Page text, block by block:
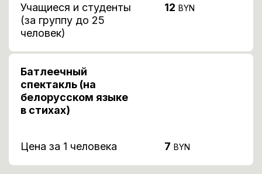
Учащиеся и студенты
(за группу до 25
человек)
12 BYN
Батлеечный
спектакль (на
белорусском языке
в стихах)
Цена за 1 человека 7 BYN